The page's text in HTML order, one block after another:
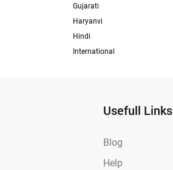
Gujarati
Haryanvi
Hindi
International
Usefull Links
Blog
Help